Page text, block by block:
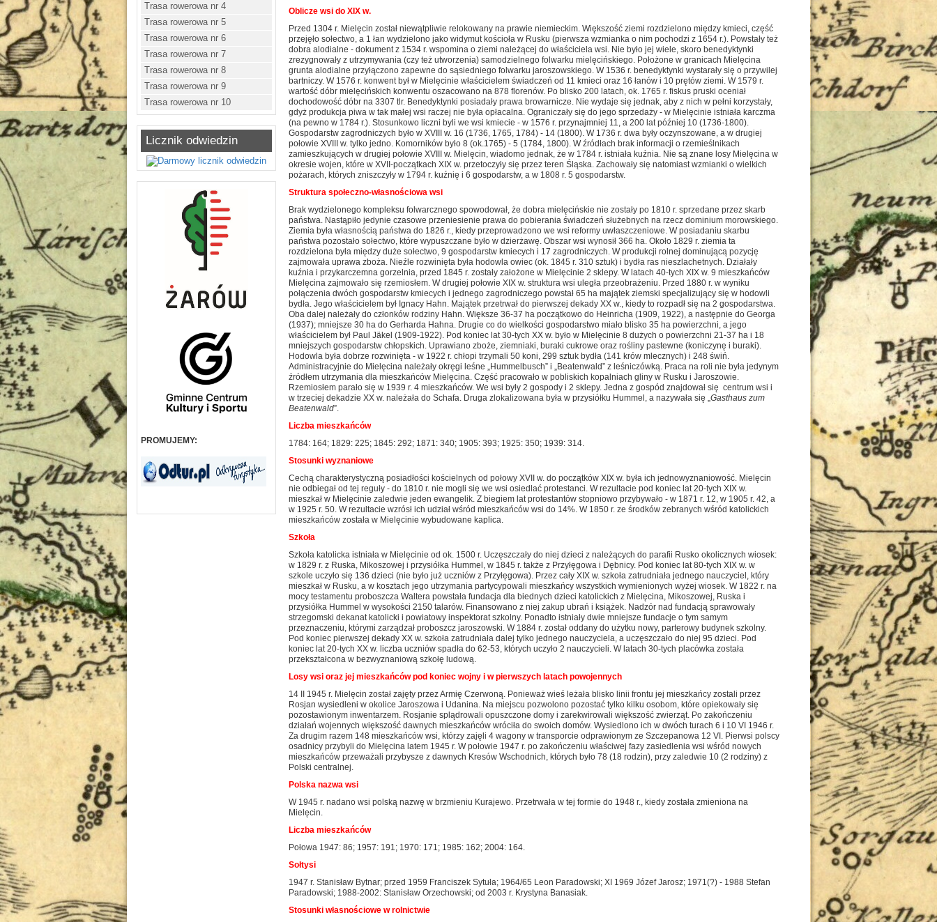
Trasa rowerowa nr 4
Trasa rowerowa nr 5
Trasa rowerowa nr 6
Trasa rowerowa nr 7
Trasa rowerowa nr 8
Trasa rowerowa nr 9
Trasa rowerowa nr 10
Licznik odwiedzin
PROMUJEMY:
Oblicze wsi do XIX w.
Przed 1304 r. Mielęcin został niewątpliwie relokowany na prawie niemieckim. Większość ziemi rozdzielono między kmieci, część
przejęło sołectwo, a 1 łan wydzielono jako widymut kościoła w Rusku (pierwsza wzmianka o nim pochodzi z 1654 r.). Powstały też
dobra alodialne - dokument z 1534 r. wspomina o ziemi należącej do właściciela wsi. Nie było jej wiele, skoro benedyktynki
zrezygnowały z utrzymywania (czy też utworzenia) samodzielnego folwarku mielęcińskiego. Położone w granicach Mielęcina
grunta alodialne przyłączono zapewne do sąsiedniego folwarku jaroszowskiego. W 1536 r. benedyktynki wystarały się o przywilej
bartniczy. W 1576 r. konwent był w Mielęcinie właścicielem świadczeń od 11 kmieci oraz 16 łanów i 10 prętów ziemi. W 1579 r.
wartość dóbr mielęcińskich konwentu oszacowano na 878 florenów. Po blisko 200 latach, ok. 1765 r. fiskus pruski oceniał
dochodowość dóbr na 3307 tlr. Benedyktynki posiadały prawa browarnicze. Nie wydaje się jednak, aby z nich w pełni korzystały,
gdyż produkcja piwa w tak małej wsi raczej nie była opłacalna. Ograniczały się do jego sprzedaży - w Mielęcinie istniała karczma
(na pewno w 1784 r.). Stosunkowo liczni byli we wsi kmiecie - w 1576 r. przynajmniej 11, a 200 lat później 10 (1736-1800).
Gospodarstw zagrodniczych było w XVIII w. 16 (1736, 1765, 1784) - 14 (1800). W 1736 r. dwa były oczynszowane, a w drugiej
połowie XVIII w. tylko jedno. Komorników było 8 (ok.1765) - 5 (1784, 1800). W źródłach brak informacji o rzemieślnikach
zamieszkujących w drugiej połowie XVIII w. Mielęcin, wiadomo jednak, że w 1784 r. istniała kuźnia. Nie są znane losy Mielęcina w
okresie wojen, które w XVII-początkach XIX w. przetoczyły się przez teren Śląska. Zachowały się natomiast wzmianki o wielkich
pożarach, których zniszczyły w 1794 r. kuźnię i 6 gospodarstw, a w 1808 r. 5 gospodarstw.
Struktura społeczno-własnościowa wsi
Brak wydzielonego kompleksu folwarcznego spowodował, że dobra mielęcińskie nie zostały po 1810 r. sprzedane przez skarb
państwa. Nastąpiło jedynie czasowe przeniesienie prawa do pobierania świadczeń służebnych na rzecz dominium morowskiego.
Ziemia była własnością państwa do 1826 r., kiedy przeprowadzono we wsi reformy uwłaszczeniowe. W posiadaniu skarbu
państwa pozostało sołectwo, które wypuszczane było w dzierżawę. Obszar wsi wynosił 366 ha. Około 1829 r. ziemia ta
rozdzielona była między duże sołectwo, 9 gospodarstw kmiecych i 17 zagrodniczych. W produkcji rolnej dominującą pozycję
zajmowała uprawa zboża. Nieźle rozwinięta była hodowla owiec (ok. 1845 r. 310 sztuk) i bydła ras nieszlachetnych. Działały
kuźnia i przykarczemna gorzelnia, przed 1845 r. zostały założone w Mielęcinie 2 sklepy. W latach 40-tych XIX w. 9 mieszkańców
Mielęcina zajmowało się rzemiosłem. W drugiej połowie XIX w. struktura wsi uległa przeobrażeniu. Przed 1880 r. w wyniku
połączenia dwóch gospodarstw kmiecych i jednego zagrodniczego powstał 65 ha majątek ziemski specjalizujący się w hodowli
bydła. Jego właścicielem był Ignacy Hahn. Majątek przetrwał do pierwszej dekady XX w., kiedy to rozpadł się na 2 gospodarstwa.
Oba dalej należały do członków rodziny Hahn. Większe 36-37 ha początkowo do Heinricha (1909, 1922), a następnie do Georga
(1937); mniejsze 30 ha do Gerharda Hahna. Drugie co do wielkości gospodarstwo miało blisko 35 ha powierzchni, a jego
właścicielem był Paul Jäkel (1909-1922). Pod koniec lat 30-tych XX w. było w Mielęcinie 8 dużych o powierzchni 21-37 ha i 18
mniejszych gospodarstw chłopskich. Uprawiano zboże, ziemniaki, buraki cukrowe oraz rośliny pastewne (koniczynę i buraki).
Hodowla była dobrze rozwinięta - w 1922 r. chłopi trzymali 50 koni, 299 sztuk bydła (141 krów mlecznych) i 248 świń.
Administracyjnie do Mielęcina należały okręgi leśne „Hummelbusch” i „Beatenwald” z leśniczówką. Praca na roli nie była jedynym
źródłem utrzymania dla mieszkańców Mielęcina. Część pracowało w pobliskich kopalniach gliny w Rusku i Jaroszowie.
Rzemiosłem parało się w 1939 r. 4 mieszkańców. We wsi były 2 gospody i 2 sklepy. Jedna z gospód znajdował się centrum wsi i
w trzeciej dekadzie XX w. należała do Schafa. Druga zlokalizowana była w przysiółku Hummel, a nazywała się „Gasthaus zum
Beatenwald”.
Liczba mieszkańców
1784: 164; 1829: 225; 1845: 292; 1871: 340; 1905: 393; 1925: 350; 1939: 314.
Stosunki wyznaniowe
Cechą charakterystyczną posiadłości kościelnych od połowy XVII w. do początków XIX w. była ich jednowyznaniowość. Mielęcin
nie odbiegał od tej reguły - do 1810 r. nie mogli się we wsi osiedlać protestanci. W rezultacie pod koniec lat 20-tych XIX w.
mieszkał w Mielęcinie zaledwie jeden ewangelik. Z biegiem lat protestantów stopniowo przybywało - w 1871 r. 12, w 1905 r. 42, a
w 1925 r. 50. W rezultacie wzrósł ich udział wśród mieszkańców wsi do 14%. W 1850 r. ze środków zebranych wśród katolickich
mieszkańców została w Mielęcinie wybudowane kaplica.
Szkoła
Szkoła katolicka istniała w Mielęcinie od ok. 1500 r. Uczęszczały do niej dzieci z należących do parafii Rusko okolicznych wiosek:
w 1829 r. z Ruska, Mikoszowej i przysiółka Hummel, w 1845 r. także z Przyłęgowa i Dębnicy. Pod koniec lat 80-tych XIX w. w
szkole uczyło się 136 dzieci (nie było już uczniów z Przyłęgowa). Przez cały XIX w. szkoła zatrudniała jednego nauczyciel, który
mieszkał w Rusku, a w kosztach jego utrzymania partycypowali mieszkańcy wszystkich wymienionych wyżej wiosek. W 1822 r. na
mocy testamentu proboszcza Waltera powstała fundacja dla biednych dzieci katolickich z Mielęcina, Mikoszowej, Ruska i
przysiółka Hummel w wysokości 2150 talarów. Finansowano z niej zakup ubrań i książek. Nadzór nad fundacją sprawowały
strzegomski dekanat katolicki i powiatowy inspektorat szkolny. Ponadto istniały dwie mniejsze fundacje o tym samym
przeznaczeniu, którymi zarządzał proboszcz jaroszowski. W 1884 r. został oddany do użytku nowy, parterowy budynek szkolny.
Pod koniec pierwszej dekady XX w. szkoła zatrudniała dalej tylko jednego nauczyciela, a uczęszczało do niej 95 dzieci. Pod
koniec lat 20-tych XX w. liczba uczniów spadła do 62-53, których uczyło 2 nauczycieli. W latach 30-tych placówka została
przekształcona w bezwyznaniową szkołę ludową.
Losy wsi oraz jej mieszkańców pod koniec wojny i w pierwszych latach powojennych
14 II 1945 r. Mielęcin został zajęty przez Armię Czerwoną. Ponieważ wieś leżała blisko linii frontu jej mieszkańcy zostali przez
Rosjan wysiedleni w okolice Jaroszowa i Udanina. Na miejscu pozwolono pozostać tylko kilku osobom, które opiekowały się
pozostawionym inwentarzem. Rosjanie splądrowali opuszczone domy i zarekwirowali większość zwierząt. Po zakończeniu
działań wojennych większość dawnych mieszkańców wróciła do swoich domów. Wysiedlono ich w dwóch turach 6 i 10 VI 1946 r.
Za drugim razem 148 mieszkańców wsi, którzy zajęli 4 wagony w transporcie odprawionym ze Szczepanowa 12 VI. Pierwsi polscy
osadnicy przybyli do Mielęcina latem 1945 r. W połowie 1947 r. po zakończeniu właściwej fazy zasiedlenia wsi wśród nowych
mieszkańców przeważali przybysze z dawnych Kresów Wschodnich, których było 78 (18 rodzin), przy zaledwie 10 (2 rodziny) z
Polski centralnej.
Polska nazwa wsi
W 1945 r. nadano wsi polską nazwę w brzmieniu Kurajewo. Przetrwała w tej formie do 1948 r., kiedy została zmieniona na
Mielęcin.
Liczba mieszkańców
Połowa 1947: 86; 1957: 191; 1970: 171; 1985: 162; 2004: 164.
Sołtysi
1947 r. Stanisław Bytnar; przed 1959 Franciszek Sytuła; 1964/65 Leon Paradowski; XI 1969 Józef Jarosz; 1971(?) - 1988 Stefan
Paradowski; 1988-2002: Stanisław Orzechowski; od 2003 r. Krystyna Banasiak.
Stosunki własnościowe w rolnictwie